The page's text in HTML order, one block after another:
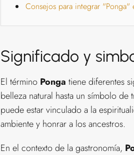
Consejos para integrar "Ponga"
Significado y
El término Ponga tiene diferentes
belleza natural hasta un símbolo
puede estar vinculado a la
ambiente y honrar a los ancestros.
En el contexto de la gastronomía,